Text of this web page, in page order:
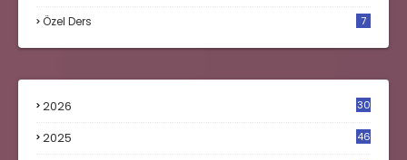
Özel Ders 7
2026 30
2025 46